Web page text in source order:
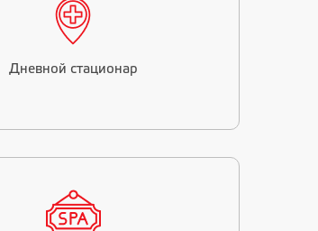
Дневной стационар